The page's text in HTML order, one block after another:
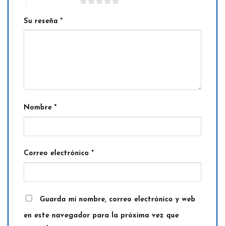
Su reseña *
Nombre *
Correo electrónico *
Guarda mi nombre, correo electrónico y web
en este navegador para la próxima vez que